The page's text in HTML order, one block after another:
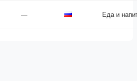
— Еда и